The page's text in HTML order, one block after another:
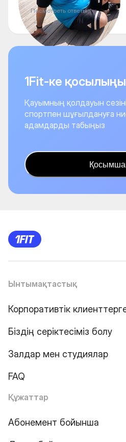
Посмотреть ответы
1Fit-ке
Қауымның қолдауын
спортпен шұғылдануға
адамдарды табыңыз
Ынтымақтастық
Корпоративтік
Біздің серіктесіміз болу
Залдар мен студиялар
FAQ
Құжаттар
Абонемент бойынша